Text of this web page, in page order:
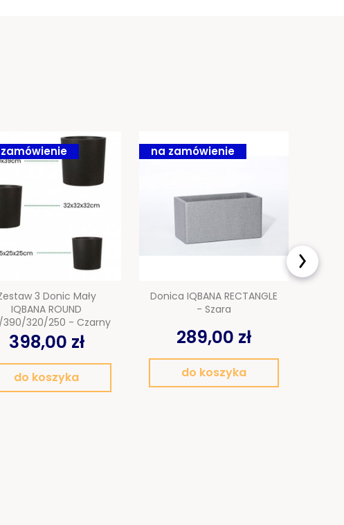
3 Donic Mały
IQBANA ROUND
390/320/250 - Czarny
398,00 zł
do koszyka
Donica IQBANA RECTANGLE
- Szara
289,00 zł
do koszyka
na zamówienie